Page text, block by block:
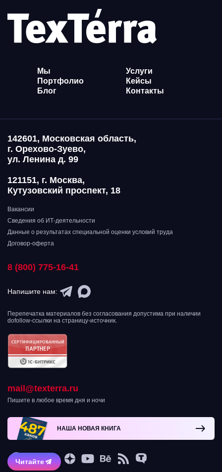
Читайте
Мы
Услуги
Портфолио
Кейсы
Блог
Контакты
142601, Московская область,
г. Орехово-Зуево,
ул. Ленина д. 99
121151, г. Москва,
Кутузовский проспект, 18
Вакансии
Сведения об ИТ-деятельности
Данные о результатах специальной оценки условий труда
Договор-оферта
8 (800) 775-16-41
Напишите нам:
Перепечатка материалов без согласования допустима при наличии
dofollow-ссылки на страницу-источник.
mail@texterra.ru
Пишите в любое время дня и ночи
НАША НОВАЯ КНИГА